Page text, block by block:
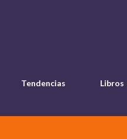
Tendencias Libros